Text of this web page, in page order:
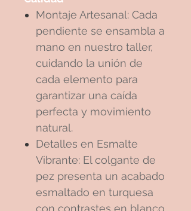
Montaje Artesanal: Cada
pendiente se ensambla a
mano en nuestro taller,
cuidando la unión de
cada elemento para
garantizar una caída
perfecta y movimiento
natural.
Detalles en Esmalte
Vibrante: El colgante de
pez presenta un acabado
esmaltado en turquesa
con contrastes en blanco